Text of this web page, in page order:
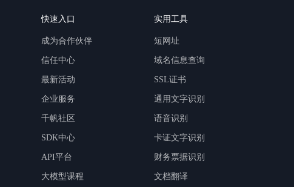
快速入口
成为合作伙伴
信任中心
最新活动
企业服务
千帆社区
SDK中心
API平台
大模型课程
实用工具
短网址
域名信息查询
SSL证书
通用文字识别
语音识别
卡证文字识别
财务票据识别
文档翻译